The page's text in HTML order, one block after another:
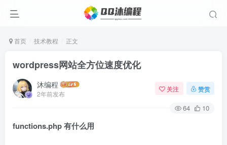
首页 技术教程 正文
wordpress网站全方位速度优化
沐编程
2年前发布
关注 赞赏
64 10
functions.php 有什么用